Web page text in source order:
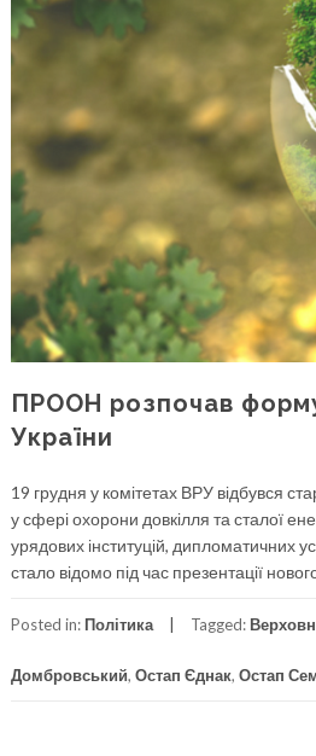
ПРООН розпочав
України
19 грудня у комітетах ВРУ відбувся
у сфері охорони довкілля та сталої
урядових інституцій, дипломатичних
стало відомо під час презентації
Posted in: Політика Tagged:
Домбровський, Остап Єднак, Остап